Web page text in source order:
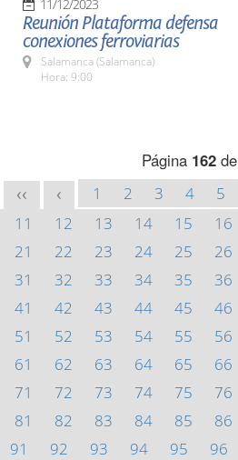
11/12/2023
Reunión Plataforma defensa
conexiones ferroviarias
Salamanca (Salamanca)
Hora: 9:00
Página 162de
<< < 1 2 3 4 5
11
12 13 14 15 16
21
22 23 24 25 26
31
32 33 34 35 36
41
42 43 44 45 46
51
52 53 54 55 56
61
62 63 64 65 66
71
72 73 74 75 76
81
82 83 84 85 86
91
92 93 94 95 96